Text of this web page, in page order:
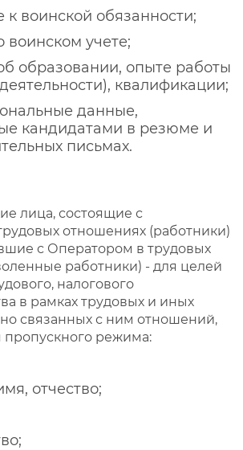
к воинской обязанности;
воинском учете;
образовании, опыте работы
квалификации;
данные,
кандидатами в резюме и
письмах.
лица, состоящие с
отношениях (работники)
с Оператором в трудовых
работники) - для целей
налогового
в рамках трудовых и иных
связанных с ним отношений,
пропускного режима:
отчество;